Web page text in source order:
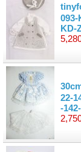
093-
KD-
22-
-